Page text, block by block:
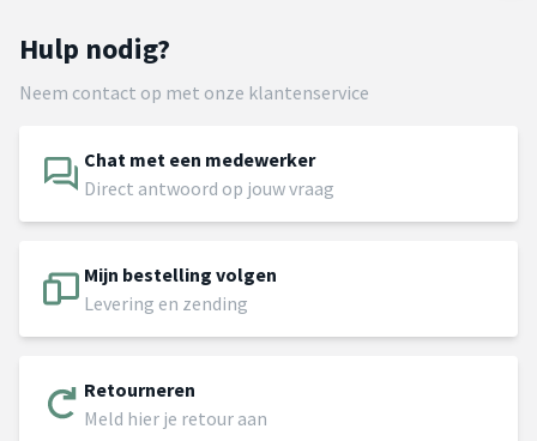
Hulp nodig?
Neem contact op met onze klantenservice
Chat met een medewerker
Direct antwoord op jouw vraag
Mijn bestelling volgen
Levering en zending
Retourneren
Meld hier je retour aan